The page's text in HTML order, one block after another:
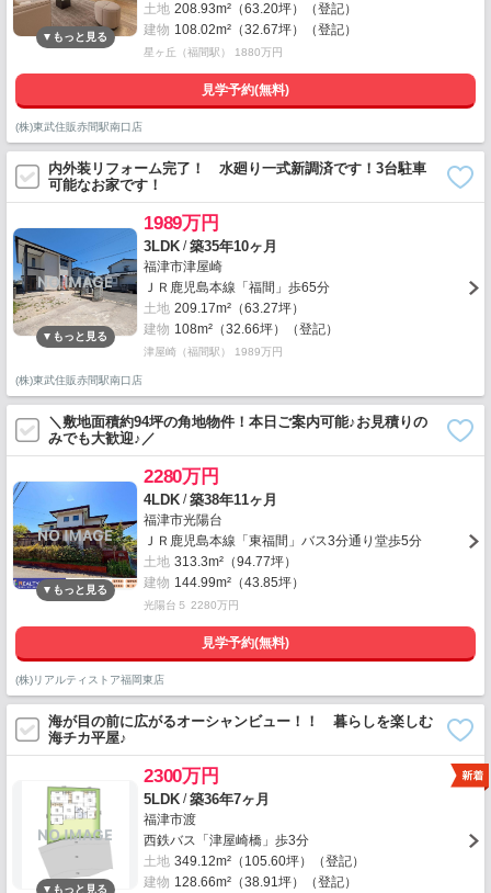
土地 208.93m²（63.20坪）（登記）
建物 108.02m²（32.67坪）（登記）
星ヶ丘（福間駅） 1880万円
見学予約(無料)
(株)東武住販赤間駅南口店
内外装リフォーム完了！ 水廻り一式新調済です！3台駐車
可能なお家です！
1989万円
3LDK /築35年10ヶ月
福津市津屋崎
ＪＲ鹿児島本線「福間」歩65分
土地 209.17m²（63.27坪）
建物 108m²（32.66坪）（登記）
津屋崎（福間駅） 1989万円
(株)東武住販赤間駅南口店
＼敷地面積約94坪の角地物件！本日ご案内可能♪お見積りの
みでも大歓迎♪／
2280万円
4LDK /築38年11ヶ月
福津市光陽台
ＪＲ鹿児島本線「東福間」バス3分通り堂歩5分
土地 313.3m²（94.77坪）
建物 144.99m²（43.85坪）
光陽台５ 2280万円
見学予約(無料)
(株)リアルティストア福岡東店
海が目の前に広がるオーシャンビュー！！ 暮らしを楽しむ
海チカ平屋♪
2300万円
5LDK /築36年7ヶ月
福津市渡
西鉄バス「津屋崎橋」歩3分
土地 349.12m²（105.60坪）（登記）
建物 128.66m²（38.91坪）（登記）